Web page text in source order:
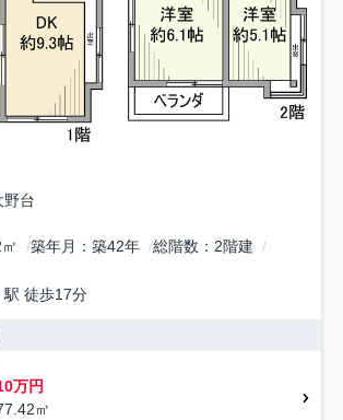
野台
築年月 築42年 総階数
2階建
駅 徒歩17分
万円
㎡